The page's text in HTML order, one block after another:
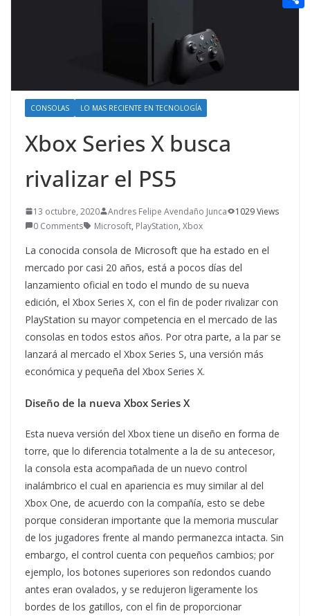
CONSOLAS LO MAS RECIENTE EN TECNOLOGÍA
Xbox Series X busca
rivalizar el PS5
13 octubre, 2020 Andres Felipe Avendaño Junca
1029 Views
0 Comments
Microsoft, PlayStation, Xbox
La conocida consola de Microsoft que ha estado en el
mercado por casi 20 años, está a pocos días del
lanzamiento oficial en todo el mundo de su nueva
edición, el Xbox Series X, con el fin de poder rivalizar con
PlayStation su mayor competencia en el mercado de las
consolas en todos estos años. Por otra parte, a la par se
lanzará al mercado el Xbox Series S, una versión más
económica y pequeña del Xbox Series X.
Diseño de la nueva Xbox Series X
Esta nueva versión del Xbox tiene un diseño en forma de
torre, que lo diferencia totalmente a la de su antecesor,
la consola esta acompañada de un nuevo control
inalámbrico el cual en apariencia es muy similar al del
Xbox One, de acuerdo con la compañía, esto se debe
porque consideran importante que la memoria muscular
de los jugadores frente al mando permanezca intacta. Sin
embargo, el control cuenta con pequeños cambios; por
ejemplo, los botones superiores son redondos cuando
antes eran ovalados, y se redujeron ligeramente los
bordes de los gatillos, con el fin de proporcionar
n
s
a